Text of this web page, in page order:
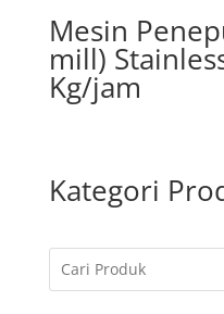
Mesin
mill)
Kg/jam
Kategori